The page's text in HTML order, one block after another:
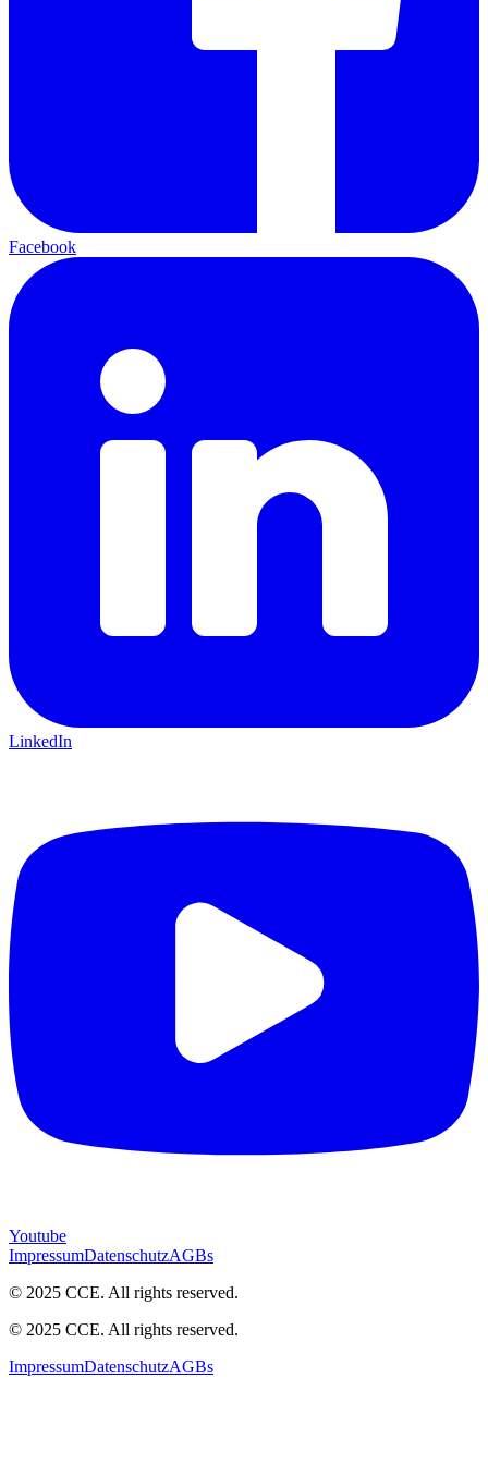
Facebook
LinkedIn
Youtube
ImpressumDatenschutzAGBs
© 2025 CCE. All rights reserved.
© 2025 CCE. All rights reserved.
ImpressumDatenschutzAGBs